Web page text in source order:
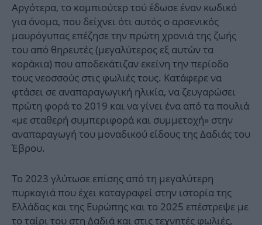
Αργότερα, το κομπιούτερ τού έδωσε έναν κωδικό
για όνομα, που δείχνει ότι αυτός ο αρσενικός
μαυρόγυπας επέζησε την πρώτη χρονιά της ζωής
του από θηρευτές (μεγαλύτερος εξ αυτών τα
κοράκια) που αποδεκάτιζαν εκείνη την περίοδο
τους νεοσσούς στις φωλιές τους. Κατάφερε να
φτάσει σε αναπαραγωγική ηλικία, να ζευγαρώσει
πρώτη φορά το 2019 και να γίνει ένα από τα πουλιά
«με σταθερή συμπεριφορά και συμμετοχή» στην
αναπαραγωγή του μοναδικού είδους της Δαδιάς του
Έβρου.
Το 2023 γλύτωσε επίσης από τη μεγαλύτερη
πυρκαγιά που έχει καταγραφεί στην ιστορία της
Ελλάδας και της Ευρώπης και το 2025 επέστρεψε με
το ταίρι του στη Δαδιά και στις τεχνητές φωλιές,